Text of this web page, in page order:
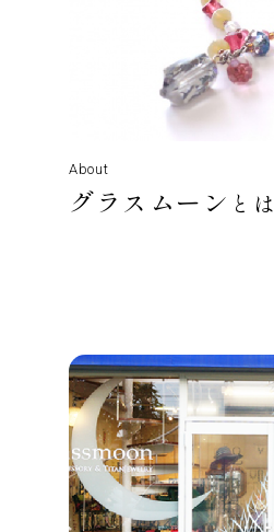
About
グラスムーン とは